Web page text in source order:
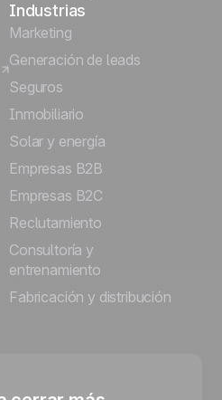
Industrias
Marketing
Generación de leads
Seguros
Inmobiliario
Solar y energía
Empresas B2B
Empresas B2C
Reclutamiento
Consultoría y
entrenamiento
Fabricación y distribución